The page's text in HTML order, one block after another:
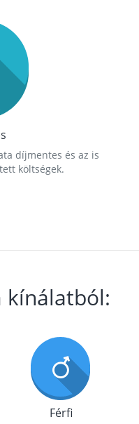
díjmentes és az is
költségek.
kínálatból:
Férfi